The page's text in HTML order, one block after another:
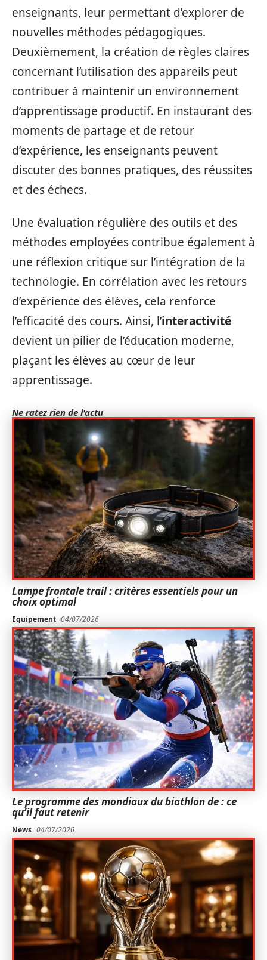
enseignants, leur permettant d’explorer de
nouvelles méthodes pédagogiques.
Deuxièmement, la création de règles claires
concernant l’utilisation des appareils peut
contribuer à maintenir un environnement
d’apprentissage productif. En instaurant des
moments de partage et de retour
d’expérience, les enseignants peuvent
discuter des bonnes pratiques, des réussites
et des échecs.
Une évaluation régulière des outils et des
méthodes employées contribue également à
une réflexion critique sur l’intégration de la
technologie. En corrélation avec les retours
d’expérience des élèves, cela renforce
l’efficacité des cours. Ainsi, l’interactivité
devient un pilier de l’éducation moderne,
plaçant les élèves au cœur de leur
apprentissage.
Ne ratez rien de l'actu
Lampe frontale trail : critères essentiels pour un
choix optimal
Equipement 04/07/2026
Le programme des mondiaux du biathlon de : ce
qu’il faut retenir
News 04/07/2026